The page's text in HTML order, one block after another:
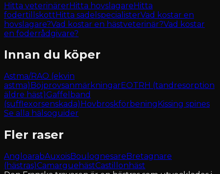
Hitta veterinärerHitta hovslagareHitta
fodertillskottHitta sadelspecialisterVad kostar en
hovslagare?Vad kostar en hästveterinär?Vad kostar
en foderrådgivare?
Innan du köper
Astma/RAO (ekvin
astma) BöjprovsanmärkningarEOTRH (tandresorption
äldre häst)Gaffelband
(sufflexorsenskada) Hovbroskförbening Kissing spines
Se alla hälsoguider
Fler raser
AngloarabAuxoisBoulognesare Bretagnare
(hästras)CamarguehästCastillonhäst